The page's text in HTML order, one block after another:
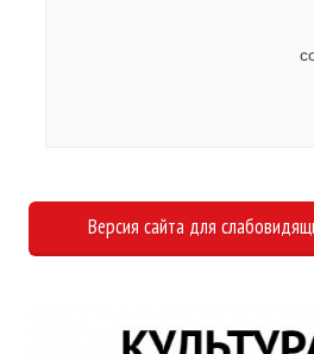
Версия сайта для